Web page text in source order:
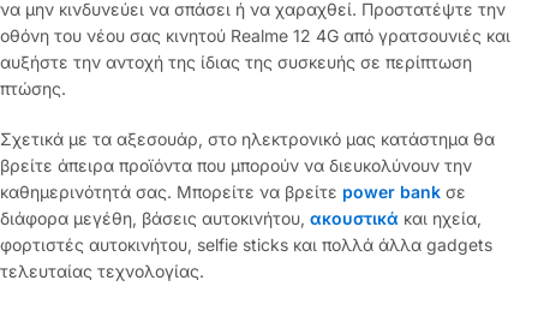
να μην κινδυνεύει να σπάσει ή να χαραχθεί. Προστατέψτε την
οθόνη του νέου σας κινητού Realme 12 4G από γρατσουνιές και
αυξήστε την αντοχή της ίδιας της συσκευής σε περίπτωση
πτώσης.
Σχετικά με τα αξεσουάρ, στο ηλεκτρονικό μας κατάστημα θα
βρείτε άπειρα προϊόντα που μπορούν να διευκολύνουν την
καθημερινότητά σας. Μπορείτε να βρείτε power bank σε
διάφορα μεγέθη, βάσεις αυτοκινήτου, ακουστικά και ηχεία,
φορτιστές αυτοκινήτου, selfie sticks και πολλά άλλα gadgets
τελευταίας τεχνολογίας.